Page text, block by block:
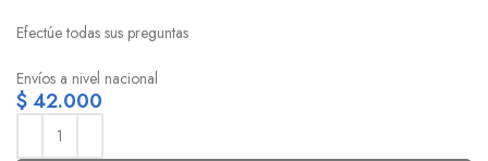
Efectúe todas sus preguntas
Envíos a nivel nacional
$42.000